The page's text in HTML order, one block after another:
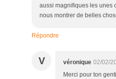
aussi magnifiques les unes
nous montrer de belles
Répondre
V véronique 02/02/
Merci pour ton